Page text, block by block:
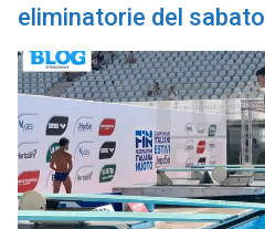
eliminatorie del sabato